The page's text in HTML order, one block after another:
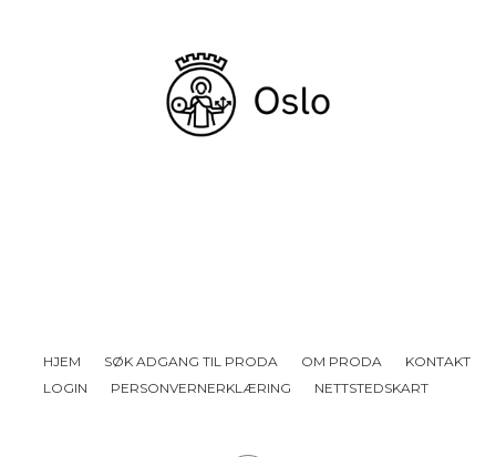
HJEM SØK ADGANG TIL PRODA OM PRODA
KONTAKT
LOGIN
PERSONVERNERKLÆRING NETTSTEDSKART